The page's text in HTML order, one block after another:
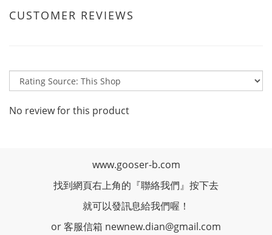
CUSTOMER REVIEWS
No review for this product
www.gooser-b.com
找到網頁右上角的『聯絡我們』按下去
就可以發訊息給我們喔！
or 客服信箱 newnew.dian@gmail.com